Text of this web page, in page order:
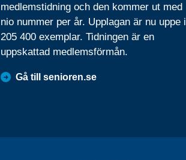
medlemstidning och den kommer ut med
nio nummer per år. Upplagan är nu uppe i
205 400 exemplar. Tidningen är en
uppskattad medlemsförmån.
Gå till senioren.se